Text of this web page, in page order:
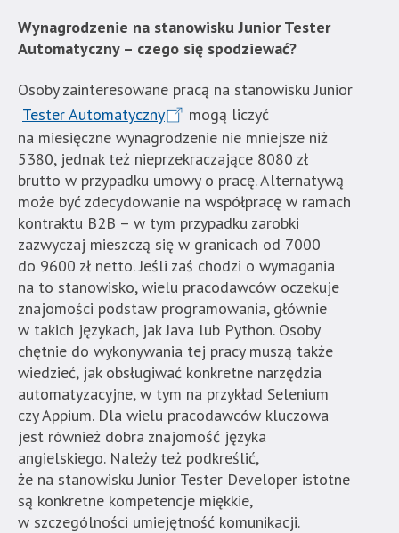
znajduje
pod
wiadomością.
Strona
została
wyposażona
dedykowane
skróty
klawiaturowe,
zatem
nawigacja
obsługiwana
jest
standardowy
sposób.
Wynagrodzenie na stanowisku Junior Tester
Automatyczny – czego się spodziewać?
Osoby zainteresowane pracą na stanowisku Junior
Tester Automatyczny
mogą liczyć
na miesięczne wynagrodzenie nie mniejsze niż
5380, jednak też nieprzekraczające 8080 zł
brutto w przypadku umowy o pracę. Alternatywą
może być zdecydowanie na współpracę w ramach
kontraktu B2B – w tym przypadku zarobki
zazwyczaj mieszczą się w granicach od 7000
do 9600 zł netto. Jeśli zaś chodzi o wymagania
na to stanowisko, wielu pracodawców oczekuje
znajomości podstaw programowania, głównie
w takich językach, jak Java lub Python. Osoby
chętnie do wykonywania tej pracy muszą także
wiedzieć, jak obsługiwać konkretne narzędzia
automatyzacyjne, w tym na przykład Selenium
czy Appium. Dla wielu pracodawców kluczowa
jest również dobra znajomość języka
angielskiego. Należy też podkreślić,
że na stanowisku Junior Tester Developer istotne
są konkretne kompetencje miękkie,
w szczególności umiejętność komunikacji.